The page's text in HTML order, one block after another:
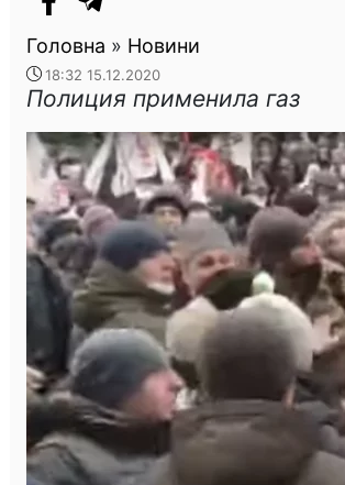
Головна » Новини
18:32 15.12.2020
Полиция применила газ